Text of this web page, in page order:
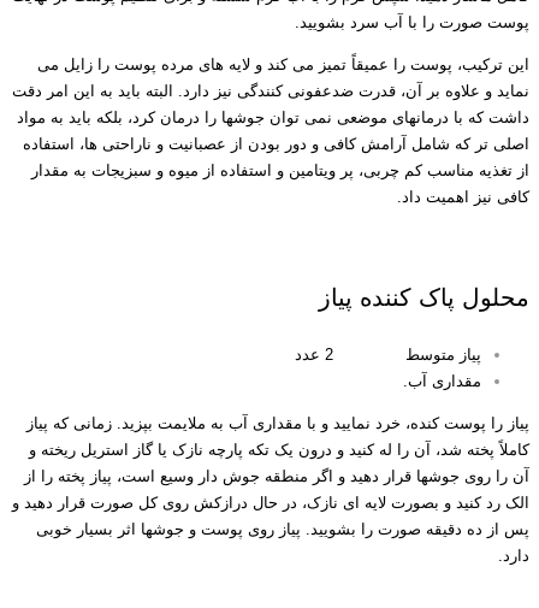
پوست صورت را با آب سرد بشویید.
این ترکیب، پوست را عمیقاً تمیز می کند و لایه های مرده پوست را زایل می
نماید و علاوه بر آن، قدرت ضدعفونی کنندگی نیز دارد. البته باید به این امر دقت
داشت که با درمانهای موضعی نمی توان جوشها را درمان کرد، بلکه باید به مواد
اصلی تر که شامل آرامش کافی و دور بودن از عصبانیت و ناراحتی ها، استفاده
از تغذیه مناسب کم چربی، پر ویتامین و استفاده از میوه و سبزیجات به مقدار
کافی نیز اهمیت داد.
محلول پاک کننده پیاز
پیاز متوسط 2 عدد
مقداری آب.
پیاز را پوست کنده، خرد نمایید و با مقداری آب به ملایمت بپزید. زمانی که پیاز
کاملاً پخته شد، آن را له کنید و درون یک تکه پارچه نازک یا گاز استریل ریخته و
آن را روی جوشها قرار دهید و اگر منطقه جوش دار وسیع است، پیاز پخته را از
الک رد کنید و بصورت لایه ای نازک، در حال درازکش روی کل صورت قرار دهید و
پس از ده دقیقه صورت را بشویید. پیاز روی پوست و جوشها اثر بسیار خوبی
دارد.